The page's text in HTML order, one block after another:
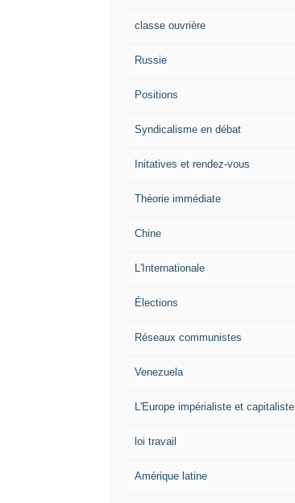
classe ouvrière
Russie
Positions
Syndicalisme en débat
Initatives et rendez-vous
Théorie immédiate
Chine
L'Internationale
Élections
Réseaux communistes
Venezuela
L'Europe impérialiste et capitaliste
loi travail
Amérique latine